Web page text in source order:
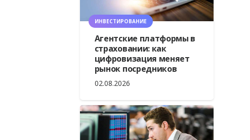
ИНВЕСТИРОВАНИЕ
Агентские платформы в
страховании: как
цифровизация меняет
рынок посредников
02.08.2026